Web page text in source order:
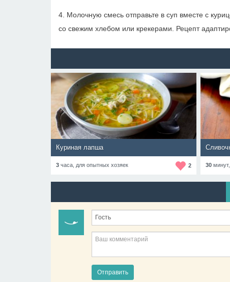
4. Молочную смесь отправьте в суп вместе с
со свежим хлебом или крекерами. Рецепт
Куриная лапша
3часа, для опытных хозяек 2 30минут,
Отправить